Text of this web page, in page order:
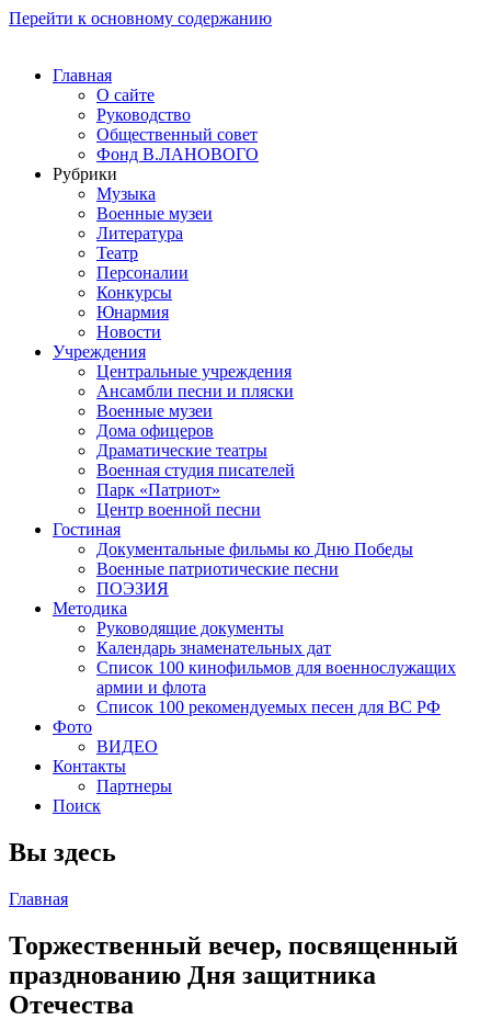
Перейти к основному содержанию
Главная
О сайте
Руководство
Общественный совет
Фонд В.ЛАНОВОГО
Рубрики
Музыка
Военные музеи
Литература
Театр
Персоналии
Конкурсы
Юнармия
Новости
Учреждения
Центральные учреждения
Ансамбли песни и пляски
Военные музеи
Дома офицеров
Драматические театры
Военная студия писателей
Парк «Патриот»
Центр военной песни
Гостиная
Документальные фильмы ко Дню Победы
Военные патриотические песни
ПОЭЗИЯ
Методика
Руководящие документы
Календарь знаменательных дат
Список 100 кинофильмов для военнослужащих
армии и флота
Список 100 рекомендуемых песен для ВС РФ
Фото
ВИДЕО
Контакты
Партнеры
Поиск
Вы здесь
Главная
Торжественный вечер, посвященный
празднованию Дня защитника
Отечества